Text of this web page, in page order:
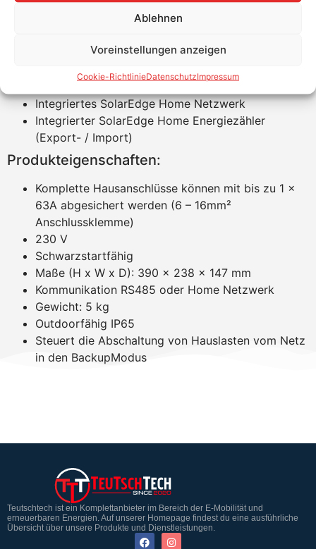
Ablehnen
Voreinstellungen anzeigen
Cookie-RichtlinieDatenschutzImpressum
automatische Umschaltung < 3 Sekunden
Integriertes SolarEdge Home Netzwerk
Integrierter SolarEdge Home Energiezähler
(Export- / Import)
Produkteigenschaften:
Komplette Hausanschlüsse können mit bis zu 1 x
63A abgesichert werden (6 – 16mm²
Anschlussklemme)
230 V
Schwarzstartfähig
Maße (H x W x D): 390 x 238 x 147 mm
Kommunikation RS485 oder Home Netzwerk
Gewicht: 5 kg
Outdoorfähig IP65
Steuert die Abschaltung von Hauslasten vom Netz
in den BackupModus
Teutschtech ist ein Komplettanbieter im Bereich der E-Mobilität und
erneuerbaren Energien. Auf unserer Homepage findest du eine ausführliche
Übersicht über unsere Produkte und Dienstleistungen.